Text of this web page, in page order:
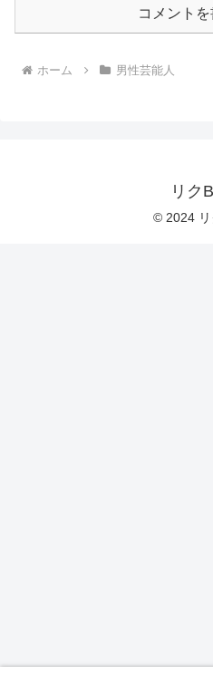
コメント
ホーム 男性芸能人
リク
© 2024 リ